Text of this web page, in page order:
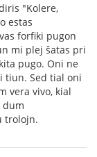
"Kolere,
estas
forfiki pugon
mi plej ŝatas pri
pugo. Oni ne
tiun. Sed tial oni
vera vivo, kial
dum
trolojn.